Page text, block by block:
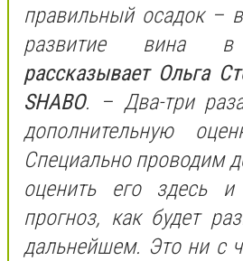
правильный осадок –
развитие вина
рассказывает Ольга
SHABO. – Два-три
дополнительную
Специально проводим
оценить его здесь
прогноз, как будет
дальнейшем. Это ни с